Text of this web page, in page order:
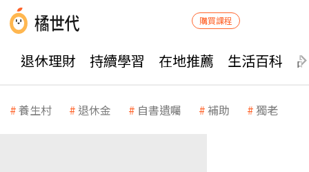
購買課程
退休理財 持續學習 在地推薦 生活百科
養生村 退休金 自書遺囑 補助 獨老